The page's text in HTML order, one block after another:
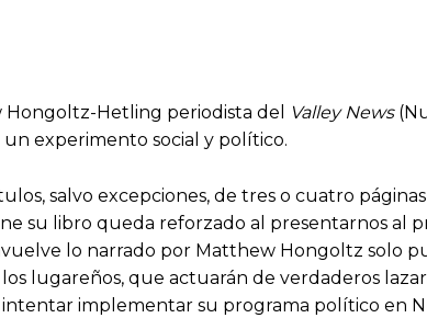
Hetling periodista del Valley News
experimento social y político.
salvo excepciones, de tres o cuatro
su libro queda reforzado al presentarnos al
lo narrado por Matthew Hongoltz solo
lugareños, que actuarán de verdaderos
implementar su programa político en